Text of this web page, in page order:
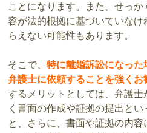
ことになります。また、せっ
容が法的根拠に基づいていな
らえない可能性もあります。
そこで、特に離婚訴訟になっ
弁護士に依頼することを強くお
するメリットとしては、弁護
く書面の作成や証拠の提出と
と、さらに、書面や証拠の内